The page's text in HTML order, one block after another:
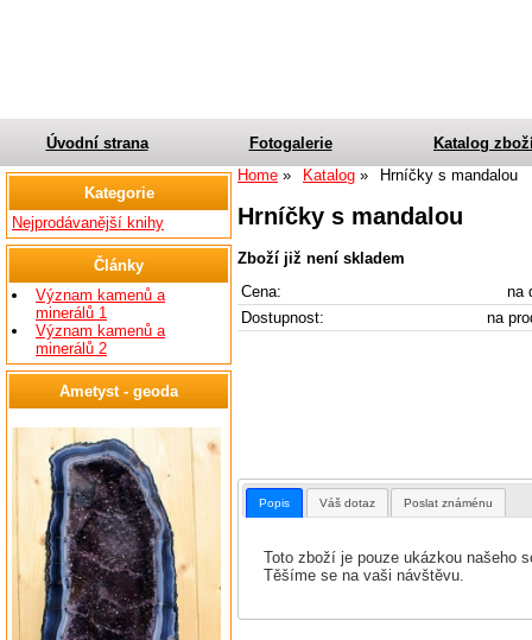
Úvodní strana Fotogalerie
Katalog
Home
Katalog Hrníčky s mandalou
Hrníčky s mandalou
Zboží již není skladem
Cena:
na
Dostupnost:
na
Popis Váš dotaz Poslat známénu
Toto zboží je pouze ukázkou našeho
Těšíme se na vaši návštěvu.
Kategorie
Nejprodávanější knihy
Články
Význam kamenů a
minerálů 1
Význam kamenů a
minerálů 2
Ametyst - geoda